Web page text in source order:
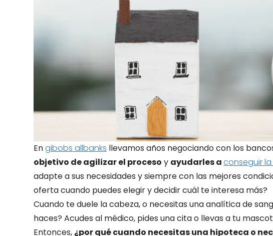
Engibobs allbanks llevamos años negociando con los
objetivo de agilizar el proceso y ayudarles aconseguir
adapte a sus necesidades y siempre con las mejores
oferta cuando puedes elegir y decidir cuál te interesa más?
Cuando te duele la cabeza, o necesitas una analítica de
haces? Acudes al médico, pides una cita o llevas a tu
Entonces, ¿por qué cuando necesitas una hipoteca o